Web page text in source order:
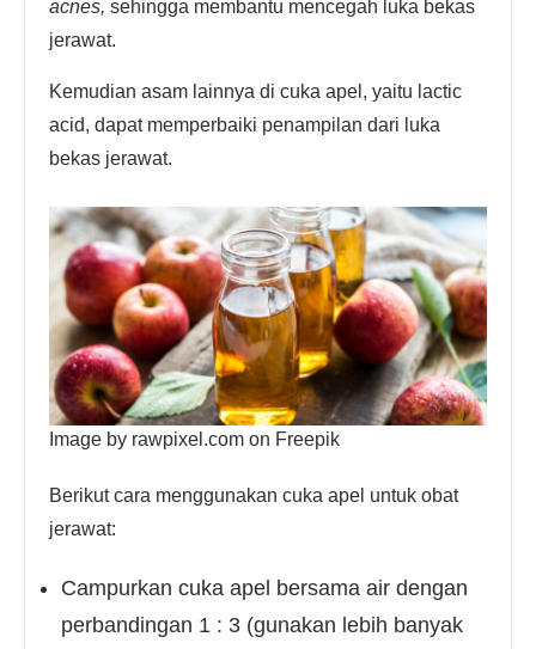
acnes, sehingga membantu mencegah luka bekas
jerawat.
Kemudian asam lainnya di cuka apel, yaitu lactic
acid, dapat memperbaiki penampilan dari luka
bekas jerawat.
Image by rawpixel.com on Freepik
Berikut cara menggunakan cuka apel untuk obat
jerawat:
Campurkan cuka apel bersama air dengan
perbandingan 1 : 3 (gunakan lebih banyak